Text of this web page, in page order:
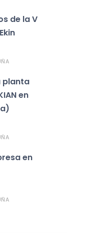
de la V
planta
en
en